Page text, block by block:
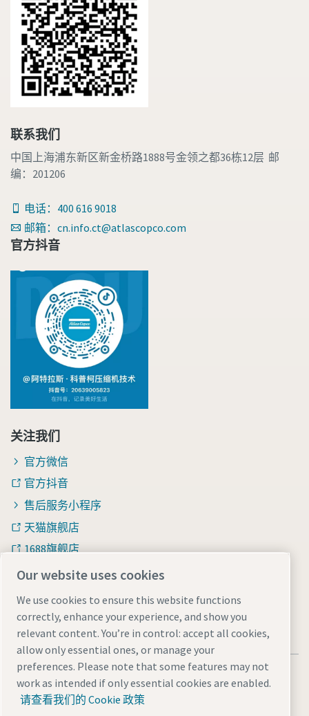
联系我们
中国上海浦东新区新金桥路1888号金领之都36栋12层 邮
编：201206
电话：400 616 9018
邮箱：cn.info.ct@atlascopco.com
官方抖音
关注我们
官方微信
官方抖音
售后服务小程序
天猫旗舰店
1688旗舰店
知乎
法律和隐私声明 Manage cookies 网站地图
沪ICP备15004877号-1沪公网安备 31010602005937号
Our website uses cookies
We use cookies to ensure this website functions
correctly, enhance your experience, and show you
relevant content. You’re in control: accept all cookies,
allow only essential ones, or manage your
preferences. Please note that some features may not
work as intended if only essential cookies are enabled.
请查看我们的 Cookie 政策